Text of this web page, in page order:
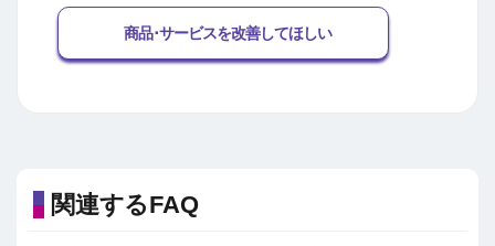
商品･サービスを改善してほしい
関連するFAQ